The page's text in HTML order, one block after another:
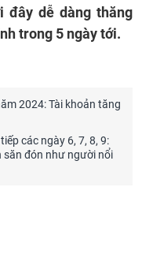
đây dễ dàng thăng
trong 5 ngày tới.
2024: Tài khoản tăng
các ngày 6, 7, 8, 9:
săn đón như người nổi